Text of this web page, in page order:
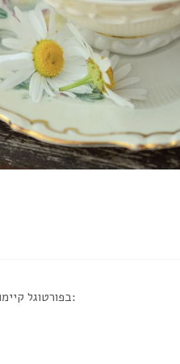
בפורטוגל קיימות שתי מערכות בריאות לצורך קבלת שירותים רפואיים: